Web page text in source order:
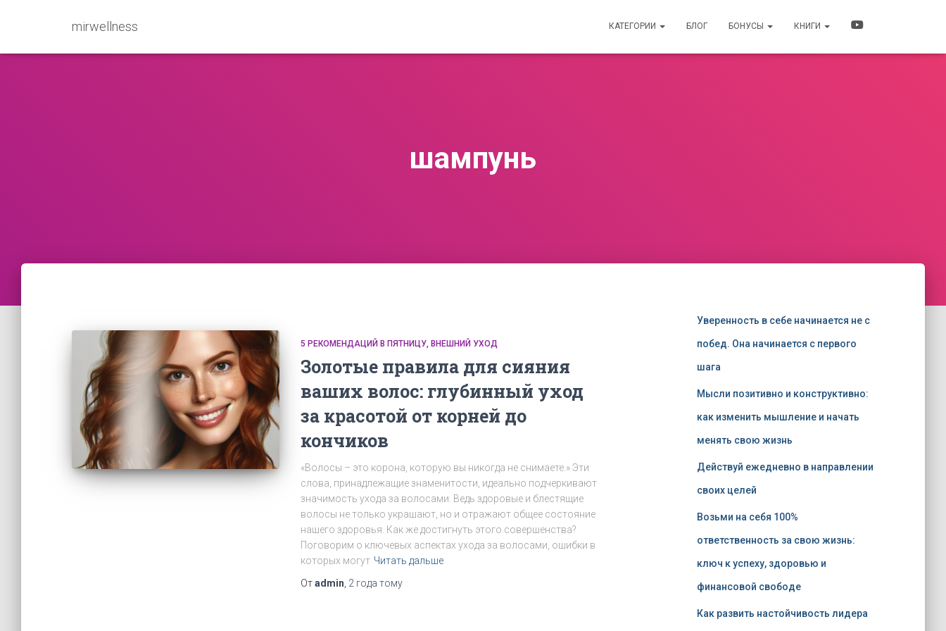
mirwellness КАТЕГОРИИ БЛОГ БОНУСЫ КНИГИ
шампунь
5 РЕКОМЕНДАЦИЙ В ПЯТНИЦУ ВНЕШНИЙ УХОД
Золотые правила для сияния
ваших волос: глубинный уход
за красотой от корней до
кончиков
«Волосы – это корона, которую вы никогда не снимаете.» Эти
слова, принадлежащие знаменитости, идеально подчеркивают
значимость ухода за волосами. Ведь здоровые и блестящие
волосы не только украшают, но и отражают общее состояние
нашего здоровья. Как же достигнуть этого совершенства?
Поговорим о ключевых аспектах ухода за волосами, ошибки в
которых могут Читать дальше
Отadmin 2 года тому
Уверенность в себе начинается не с
побед. Она начинается с первого
шага
Мысли позитивно и конструктивно:
как изменить мышление и начать
менять свою жизнь
Действуй ежедневно в направлении
своих целей
Возьми на себя 100%
ответственность за свою жизнь:
ключ к успеху, здоровью и
финансовой свободе
Как развить настойчивость лидера